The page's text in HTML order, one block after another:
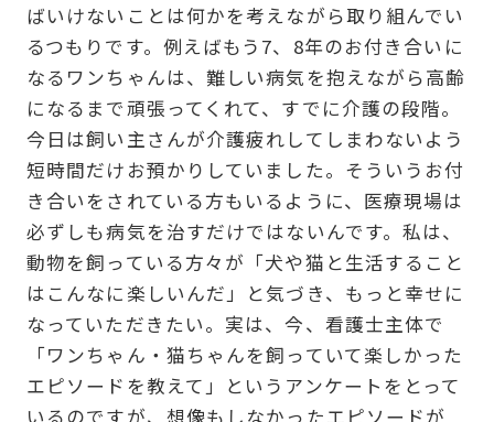
ばいけないことは何かを考えながら取り組んでい
るつもりです。例えばもう7、8年のお付き合いに
なるワンちゃんは、難しい病気を抱えながら高齢
になるまで頑張ってくれて、すでに介護の段階。
今日は飼い主さんが介護疲れしてしまわないよう
短時間だけお預かりしていました。そういうお付
き合いをされている方もいるように、医療現場は
必ずしも病気を治すだけではないんです。私は、
動物を飼っている方々が「犬や猫と生活すること
はこんなに楽しいんだ」と気づき、もっと幸せに
なっていただきたい。実は、今、看護士主体で
「ワンちゃん・猫ちゃんを飼っていて楽しかった
エピソードを教えて」というアンケートをとって
いるのですが、想像もしなかったエピソードが